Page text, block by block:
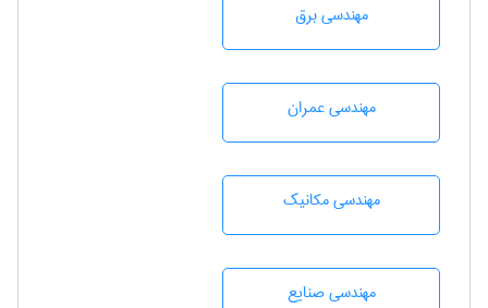
مهندسی برق
مهندسی عمران
مهندسی مکانیک
مهندسی صنايع